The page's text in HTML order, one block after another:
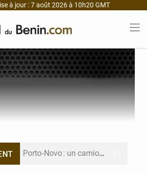
à jour : 7 août 2026 à 10h20 GMT
Porto‑Novo : un camion de produits pétroliers embrase Avakpa